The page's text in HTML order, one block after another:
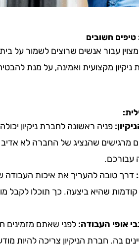
טיפים חשובים
מצוין עבור אנשים שרוצים לשמור על
מקצועית ואמינה, על מנת
:
פניה ראשונה לחברת ניקיון
שהנציג של החברה לא אדיב
עבורכם.
דרך טובה להעריך את איכות העבודה
קודמות שהיא ביצעה. כך תוכלו לקבל
אופי העבודה: לפני שאתם מזמינים
בה. חברת הניקיון צריכה להיות